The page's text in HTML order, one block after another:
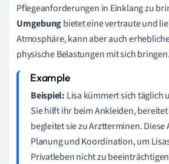
Pflegeanforderungen in Einklang zu
Umgebungbietet eine vertraute und
Atmosphäre, kann aber auch
physische Belastungen mit sich bringen.
Beispiel: Lisa kümmert sich täglich
Sie hilft ihr beim Ankleiden, bereitet
begleitet sie zu Arztterminen.
Planung und Koordination, um
Privatleben nicht zu